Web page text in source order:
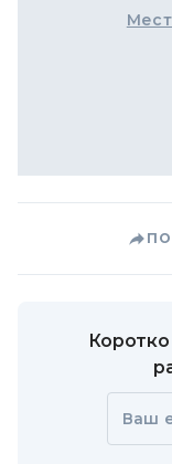
Коротко
Ваш